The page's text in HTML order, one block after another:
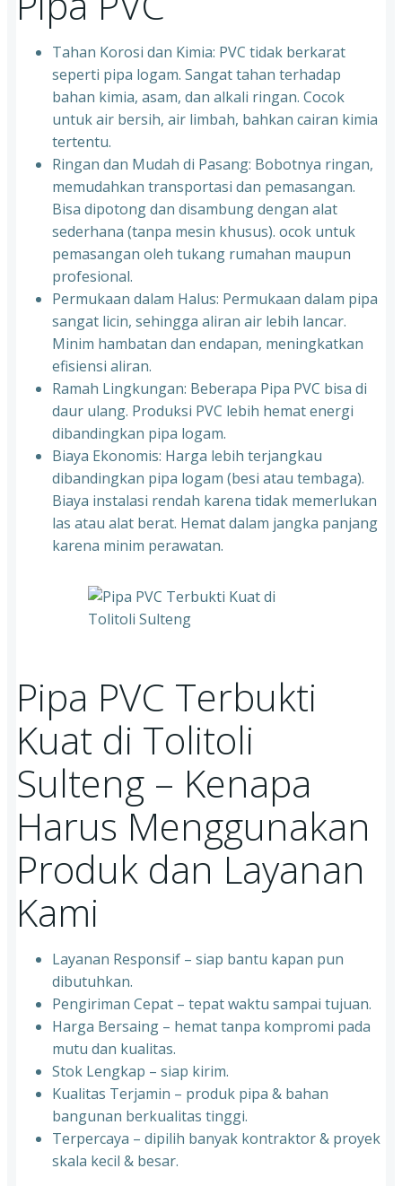
Tahan Korosi dan Kimia: PVC tidak berkarat
seperti pipa logam. Sangat tahan terhadap
bahan kimia, asam, dan alkali ringan. Cocok
untuk air bersih, air limbah, bahkan cairan kimia
tertentu.
Ringan dan Mudah di Pasang: Bobotnya ringan,
memudahkan transportasi dan pemasangan.
Bisa dipotong dan disambung dengan alat
sederhana (tanpa mesin khusus). ocok untuk
pemasangan oleh tukang rumahan maupun
profesional.
Permukaan dalam Halus: Permukaan dalam pipa
sangat licin, sehingga aliran air lebih lancar.
Minim hambatan dan endapan, meningkatkan
efisiensi aliran.
Ramah Lingkungan: Beberapa Pipa PVC bisa di
daur ulang. Produksi PVC lebih hemat energi
dibandingkan pipa logam.
Biaya Ekonomis: Harga lebih terjangkau
dibandingkan pipa logam (besi atau tembaga).
Biaya instalasi rendah karena tidak memerlukan
las atau alat berat. Hemat dalam jangka panjang
karena minim perawatan.
Pipa PVC Terbukti
Kuat di Tolitoli
Sulteng – Kenapa
Harus Menggunakan
Produk dan Layanan
Kami
Layanan Responsif – siap bantu kapan pun
dibutuhkan.
Pengiriman Cepat – tepat waktu sampai tujuan.
Harga Bersaing – hemat tanpa kompromi pada
mutu dan kualitas.
Stok Lengkap – siap kirim.
Kualitas Terjamin – produk pipa & bahan
bangunan berkualitas tinggi.
Terpercaya – dipilih banyak kontraktor & proyek
skala kecil & besar.